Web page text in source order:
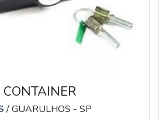
/ GUARULHOS - SP